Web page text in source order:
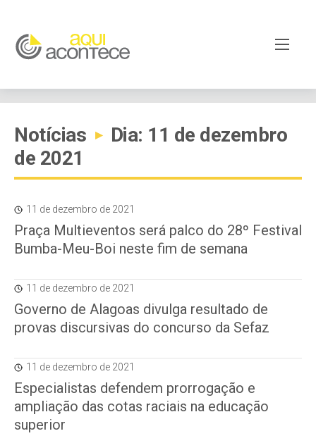
Notícias ▸
Dia: 11 de dezembro
de 2021
11 de dezembro de 2021
Praça Multieventos será palco do 28º Festival
Bumba-Meu-Boi neste fim de semana
11 de dezembro de 2021
Governo de Alagoas divulga resultado de
provas discursivas do concurso da Sefaz
11 de dezembro de 2021
Especialistas defendem prorrogação e
ampliação das cotas raciais na educação
superior